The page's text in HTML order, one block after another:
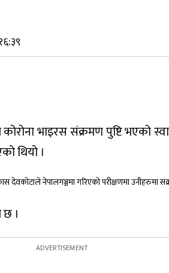
भाइरस संक्रमण पुष्टि भएको
थियो ।
देवकोटाले नेपालगञ्जमा गरिएको परीक्षणमा उनीहरुमा
।